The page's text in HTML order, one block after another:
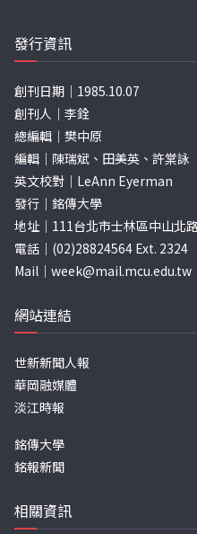
發行資訊
創刊日期｜1985.10.07
創刊人｜李銓
總編輯｜樊中原
編輯｜陳瑞斌、田美英、許棠詠
英文校對｜LeAnn Eyerman
發行｜銘傳大學
地址｜111台北市士林區中山北
電話｜(02)28824564 Ext. 2324
Mail｜ week@mail.mcu.edu.tw
網站連結
世新新聞人報
華岡融媒體
淡江時報
銘傳大學
銘報新聞
相關資訊